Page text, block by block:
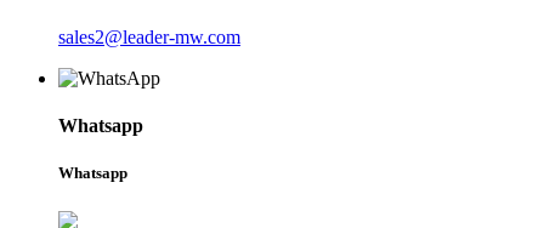
sales2@leader-mw.com
Whatsapp
Whatsapp